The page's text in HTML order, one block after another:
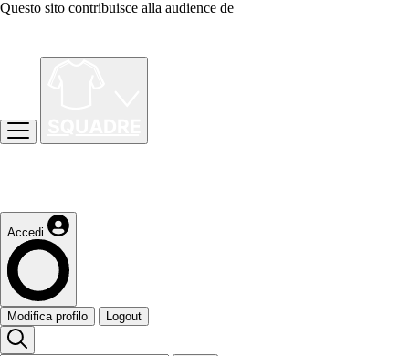
Questo sito contribuisce alla audience de
Accedi
Modifica profilo Logout